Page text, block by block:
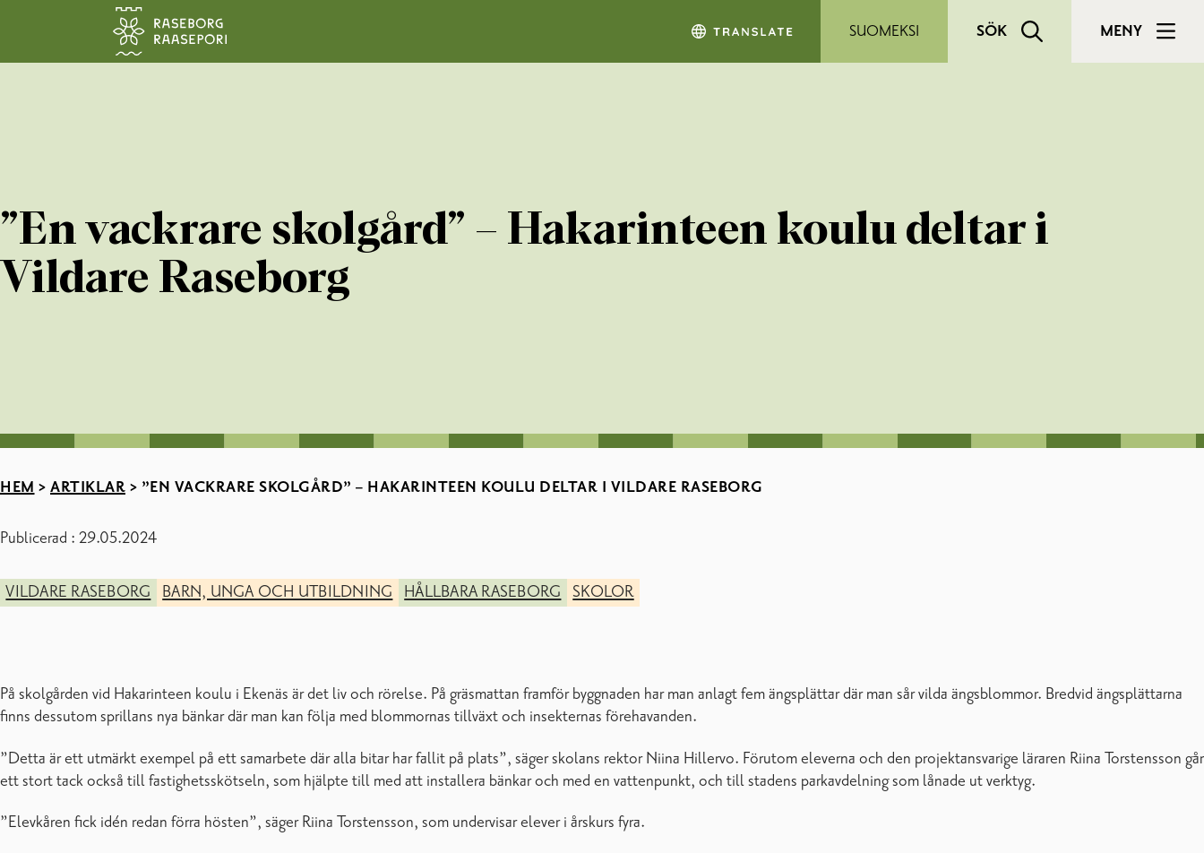
Hoppa till sidans innehåll
SUOMEKSI SÖK MENY
”En vackrare skolgård” – Hakarinteen koulu deltar i
Vildare Raseborg
HEM > ARTIKLAR > ”EN VACKRARE SKOLGÅRD” – HAKARINTEEN KOULU DELTAR I VILDARE RASEBORG
Publicerad : 29.05.2024
VILDARE RASEBORG BARN, UNGA OCH UTBILDNING HÅLLBARA RASEBORG SKOLOR
På skolgården vid Hakarinteen koulu i Ekenäs är det liv och rörelse. På gräsmattan framför byggnaden har man anlagt fem ängsplättar där man sår vilda ängsblommor. Bredvid ängsplättarna
finns dessutom sprillans nya bänkar där man kan följa med blommornas tillväxt och insekternas förehavanden.
”Detta är ett utmärkt exempel på ett samarbete där alla bitar har fallit på plats”, säger skolans rektor Niina Hillervo. Förutom eleverna och den projektansvarige läraren Riina Torstensson går
ett stort tack också till fastighetsskötseln, som hjälpte till med att installera bänkar och med en vattenpunkt, och till stadens parkavdelning som lånade ut verktyg.
”Elevkåren fick idén redan förra hösten”, säger Riina Torstensson, som undervisar elever i årskurs fyra.